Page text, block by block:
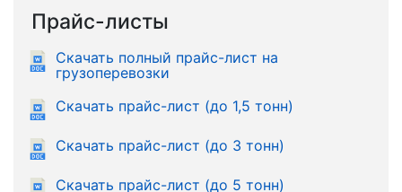
Прайс-листы
Скачать полный прайс-лист на
грузоперевозки
Скачать прайс-лист (до 1,5 тонн)
Скачать прайс-лист (до 3 тонн)
Скачать прайс-лист (до 5 тонн)